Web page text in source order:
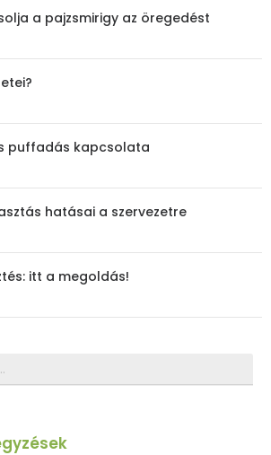
a pajzsmirigy az öregedést
puffadás kapcsolata
hatásai a szervezetre
itt a megoldás!